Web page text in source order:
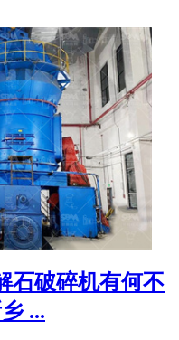
石破碎机有何不
...